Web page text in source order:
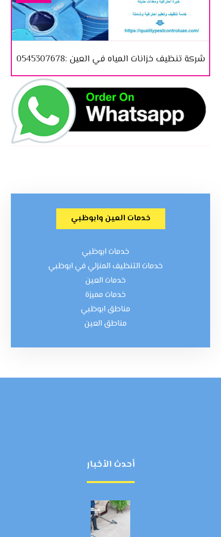
شركة تنظيف خزانات المياه في العين :0545307678
خدمات العين وابوظبي
خدمات ابوظبي
خدمات التنظيف المنزلي في ابوظبي
خدمات العين
خدمات مميزة
مناطق ابوظبي
مناطق العين
أحدث الأخبار